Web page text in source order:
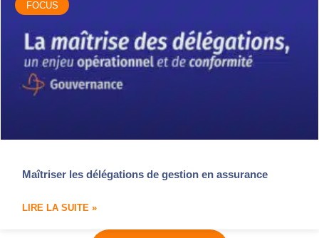
FOCUS
Maîtriser les délégations de gestion en assurance
LIRE LA SUITE »